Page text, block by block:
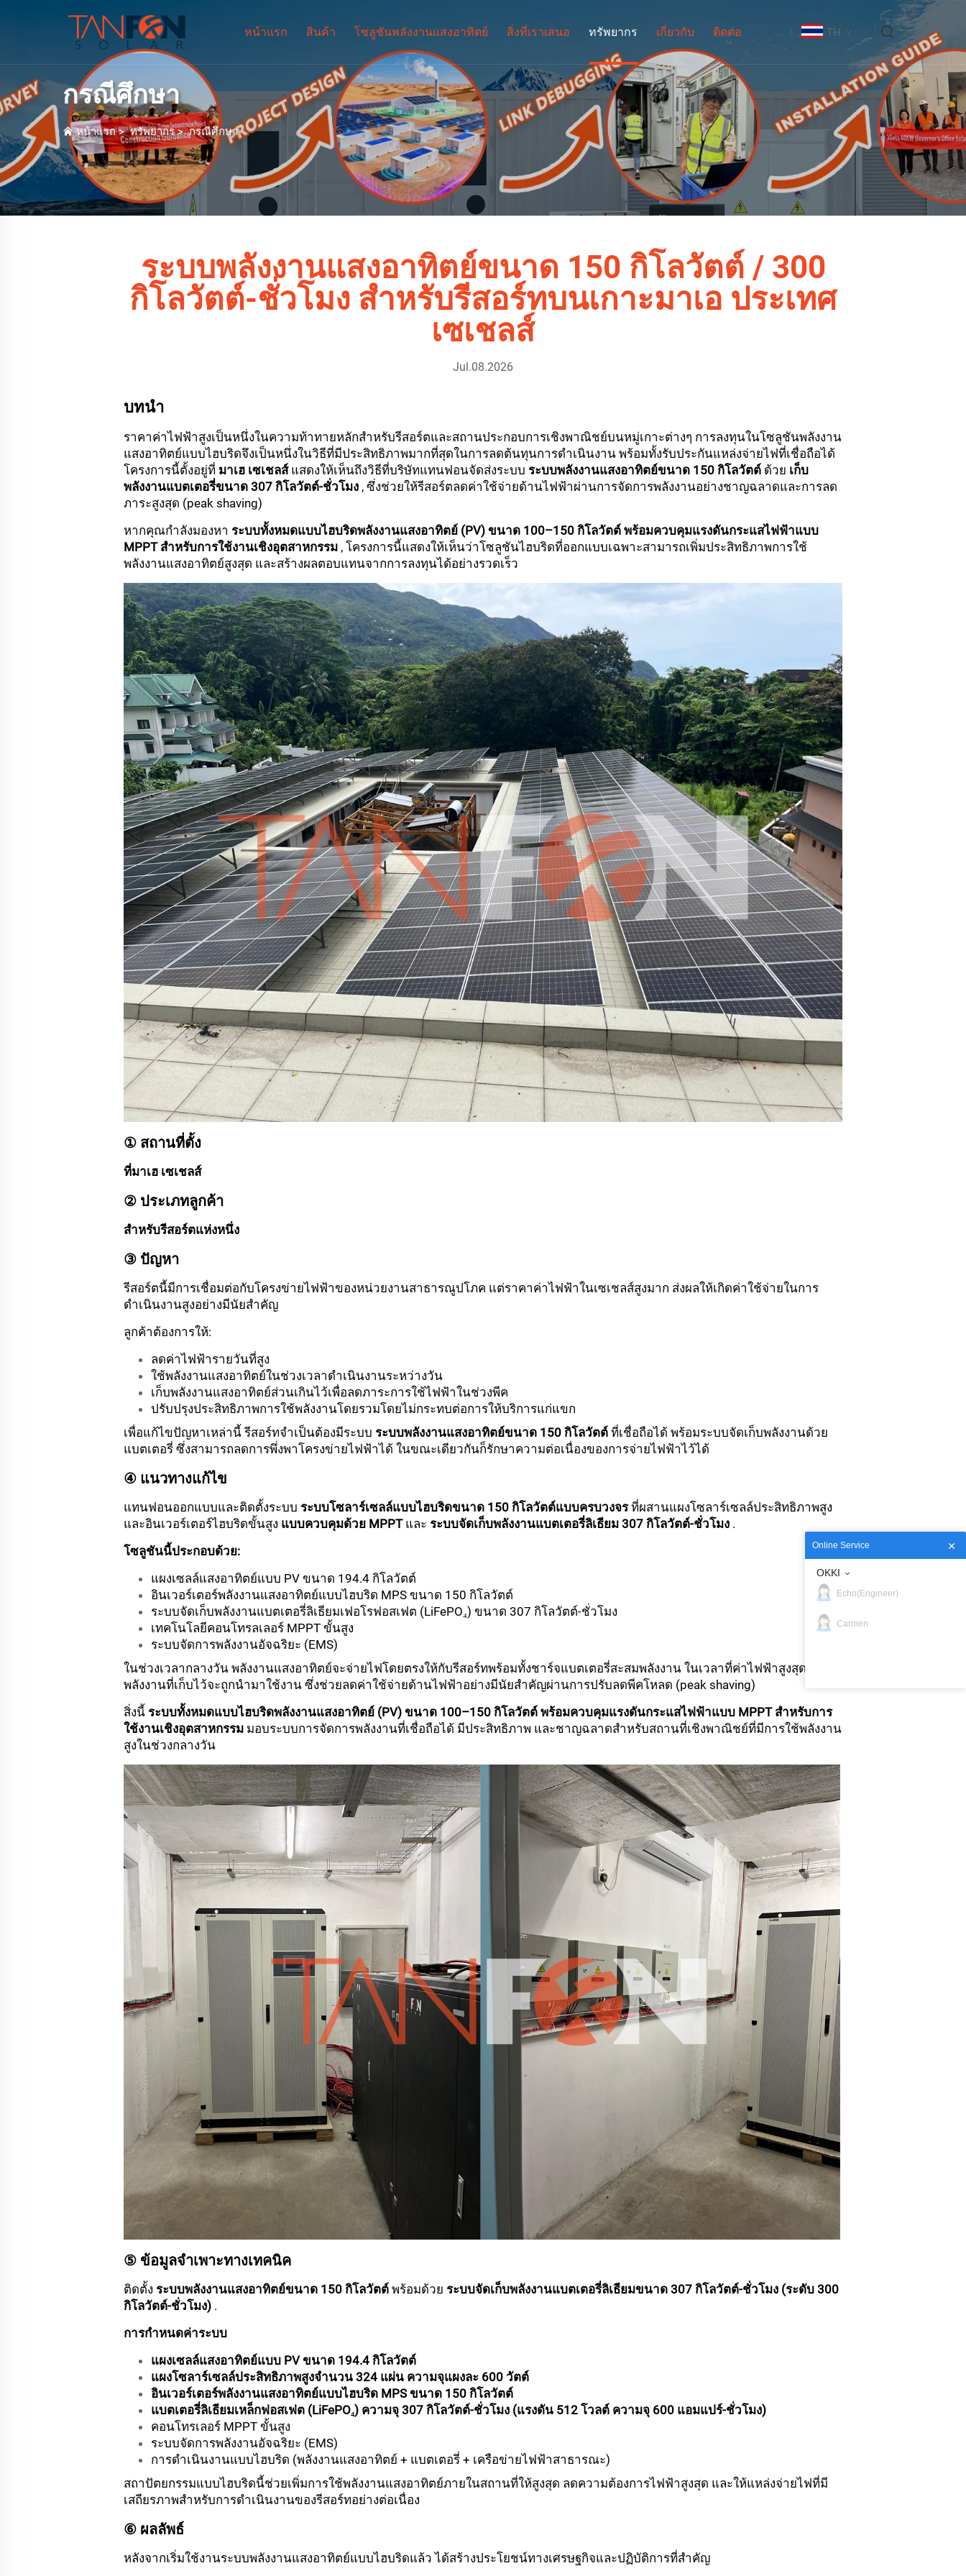
หน้าแรก สินค้า โซลูชันพลังงานแสงอาทิตย์ สิ่งที่เราเสนอ ทรัพยากร เกี่ยวกับ ติดต่อ TH
กรณีศึกษา
หน้าแรก>ทรัพยากร>กรณีศึกษา
ระบบพลังงานแสงอาทิตย์ขนาด 150 กิโลวัตต์ / 300
กิโลวัตต์-ชั่วโมง สำหรับรีสอร์ทบนเกาะมาเอ ประเทศ
เซเชลส์
Jul.08.2026
บทนำ
ราคาค่าไฟฟ้าสูงเป็นหนึ่งในความท้าทายหลักสำหรับรีสอร์ตและสถานประกอบการเชิงพาณิชย์บนหมู่เกาะต่างๆ การลงทุนในโซลูชันพลังงาน
แสงอาทิตย์แบบไฮบริดจึงเป็นหนึ่งในวิธีที่มีประสิทธิภาพมากที่สุดในการลดต้นทุนการดำเนินงาน พร้อมทั้งรับประกันแหล่งจ่ายไฟที่เชื่อถือได้
โครงการนี้ตั้งอยู่ที่ มาเฮ เซเชลส์ แสดงให้เห็นถึงวิธีที่บริษัทแทนฟอนจัดส่งระบบ ระบบพลังงานแสงอาทิตย์ขนาด 150 กิโลวัตต์ ด้วย เก็บ
พลังงานแบตเตอรี่ขนาด 307 กิโลวัตต์-ชั่วโมง , ซึ่งช่วยให้รีสอร์ตลดค่าใช้จ่ายด้านไฟฟ้าผ่านการจัดการพลังงานอย่างชาญฉลาดและการลด
ภาระสูงสุด (peak shaving)
หากคุณกำลังมองหา ระบบทั้งหมดแบบไฮบริดพลังงานแสงอาทิตย์ (PV) ขนาด 100–150 กิโลวัตต์ พร้อมควบคุมแรงดันกระแสไฟฟ้าแบบ
MPPT สำหรับการใช้งานเชิงอุตสาหกรรม , โครงการนี้แสดงให้เห็นว่าโซลูชันไฮบริดที่ออกแบบเฉพาะสามารถเพิ่มประสิทธิภาพการใช้
พลังงานแสงอาทิตย์สูงสุด และสร้างผลตอบแทนจากการลงทุนได้อย่างรวดเร็ว
① สถานที่ตั้ง
ที่มาเฮ เซเชลส์
② ประเภทลูกค้า
สำหรับรีสอร์ตแห่งหนึ่ง
③ ปัญหา
รีสอร์ตนี้มีการเชื่อมต่อกับโครงข่ายไฟฟ้าของหน่วยงานสาธารณูปโภค แต่ราคาค่าไฟฟ้าในเซเชลส์สูงมาก ส่งผลให้เกิดค่าใช้จ่ายในการ
ดำเนินงานสูงอย่างมีนัยสำคัญ
ลูกค้าต้องการให้:
ลดค่าไฟฟ้ารายวันที่สูง
ใช้พลังงานแสงอาทิตย์ในช่วงเวลาดำเนินงานระหว่างวัน
เก็บพลังงานแสงอาทิตย์ส่วนเกินไว้เพื่อลดภาระการใช้ไฟฟ้าในช่วงพีค
ปรับปรุงประสิทธิภาพการใช้พลังงานโดยรวมโดยไม่กระทบต่อการให้บริการแก่แขก
เพื่อแก้ไขปัญหาเหล่านี้ รีสอร์ทจำเป็นต้องมีระบบ ระบบพลังงานแสงอาทิตย์ขนาด 150 กิโลวัตต์ ที่เชื่อถือได้ พร้อมระบบจัดเก็บพลังงานด้วย
แบตเตอรี่ ซึ่งสามารถลดการพึ่งพาโครงข่ายไฟฟ้าได้ ในขณะเดียวกันก็รักษาความต่อเนื่องของการจ่ายไฟฟ้าไว้ได้
④ แนวทางแก้ไข
แทนฟอนออกแบบและติดตั้งระบบ ระบบโซลาร์เซลล์แบบไฮบริดขนาด 150 กิโลวัตต์แบบครบวงจรที่ผสานแผงโซลาร์เซลล์ประสิทธิภาพสูง
และอินเวอร์เตอร์ไฮบริดขั้นสูง แบบควบคุมด้วย MPPT และ ระบบจัดเก็บพลังงานแบตเตอรี่ลิเธียม 307 กิโลวัตต์-ชั่วโมง .
โซลูชันนี้ประกอบด้วย:
แผงเซลล์แสงอาทิตย์แบบ PV ขนาด 194.4 กิโลวัตต์
อินเวอร์เตอร์พลังงานแสงอาทิตย์แบบไฮบริด MPS ขนาด 150 กิโลวัตต์
ระบบจัดเก็บพลังงานแบตเตอรี่ลิเธียมเฟอโรฟอสเฟต (LiFePO₄) ขนาด 307 กิโลวัตต์-ชั่วโมง
เทคโนโลยีคอนโทรลเลอร์ MPPT ขั้นสูง
ระบบจัดการพลังงานอัจฉริยะ (EMS)
ในช่วงเวลากลางวัน พลังงานแสงอาทิตย์จะจ่ายไฟโดยตรงให้กับรีสอร์ทพร้อมทั้งชาร์จแบตเตอรี่สะสมพลังงาน ในเวลาที่ค่าไฟฟ้าสูงสุด
พลังงานที่เก็บไว้จะถูกนำมาใช้งาน ซึ่งช่วยลดค่าใช้จ่ายด้านไฟฟ้าอย่างมีนัยสำคัญผ่านการปรับลดพีคโหลด (peak shaving)
สิ่งนี้ ระบบทั้งหมดแบบไฮบริดพลังงานแสงอาทิตย์ (PV) ขนาด 100–150 กิโลวัตต์ พร้อมควบคุมแรงดันกระแสไฟฟ้าแบบ MPPT สำหรับการ
ใช้งานเชิงอุตสาหกรรม มอบระบบการจัดการพลังงานที่เชื่อถือได้ มีประสิทธิภาพ และชาญฉลาดสำหรับสถานที่เชิงพาณิชย์ที่มีการใช้พลังงาน
สูงในช่วงกลางวัน
⑤ ข้อมูลจำเพาะทางเทคนิค
ติดตั้ง ระบบพลังงานแสงอาทิตย์ขนาด 150 กิโลวัตต์ พร้อมด้วย ระบบจัดเก็บพลังงานแบตเตอรี่ลิเธียมขนาด 307 กิโลวัตต์-ชั่วโมง (ระดับ 300
กิโลวัตต์-ชั่วโมง) .
การกำหนดค่าระบบ
แผงเซลล์แสงอาทิตย์แบบ PV ขนาด 194.4 กิโลวัตต์
แผงโซลาร์เซลล์ประสิทธิภาพสูงจำนวน 324 แผ่น ความจุแผงละ 600 วัตต์
อินเวอร์เตอร์พลังงานแสงอาทิตย์แบบไฮบริด MPS ขนาด 150 กิโลวัตต์
แบตเตอรี่ลิเธียมเหล็กฟอสเฟต (LiFePO₄) ความจุ 307 กิโลวัตต์-ชั่วโมง (แรงดัน 512 โวลต์ ความจุ 600 แอมแปร์-ชั่วโมง)
คอนโทรเลอร์ MPPT ขั้นสูง
ระบบจัดการพลังงานอัจฉริยะ (EMS)
การดำเนินงานแบบไฮบริด (พลังงานแสงอาทิตย์ + แบตเตอรี่ + เครือข่ายไฟฟ้าสาธารณะ)
สถาปัตยกรรมแบบไฮบริดนี้ช่วยเพิ่มการใช้พลังงานแสงอาทิตย์ภายในสถานที่ให้สูงสุด ลดความต้องการไฟฟ้าสูงสุด และให้แหล่งจ่ายไฟที่มี
เสถียรภาพสำหรับการดำเนินงานของรีสอร์ทอย่างต่อเนื่อง
⑥ ผลลัพธ์
หลังจากเริ่มใช้งานระบบพลังงานแสงอาทิตย์แบบไฮบริดแล้ว ได้สร้างประโยชน์ทางเศรษฐกิจและปฏิบัติการที่สำคัญ
Online Service
OKKI
Echo(Engineer)
Carmen